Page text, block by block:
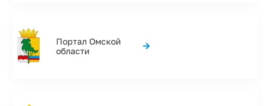
Портал Омской
области
→